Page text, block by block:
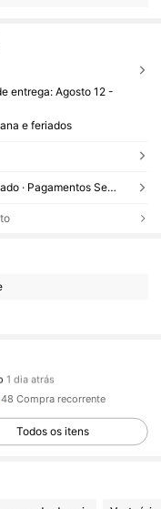
entrega: Agosto 12 -
e feriados
Reenviar se o item estiver perdido/danificado · Pagamentos Seguros · Proteção de privacidade
Compra recorrente
Todos os itens